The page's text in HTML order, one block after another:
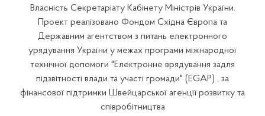
Власність Секретаріату Кабінету Міністрів України.
Проект реалізовано Фондом Східна Європа та
Державним агентством з питань електронного
урядування України у межах програми міжнародної
технічної допомоги "Електронне врядування задля
підзвітності влади та участі громади" (EGAP) , за
фінансової підтримки Швейцарської агенції розвитку та
співробітництва